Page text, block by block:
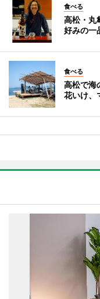
食べる
高松・丸
好みの一
食べる
高松で海
花いけ、